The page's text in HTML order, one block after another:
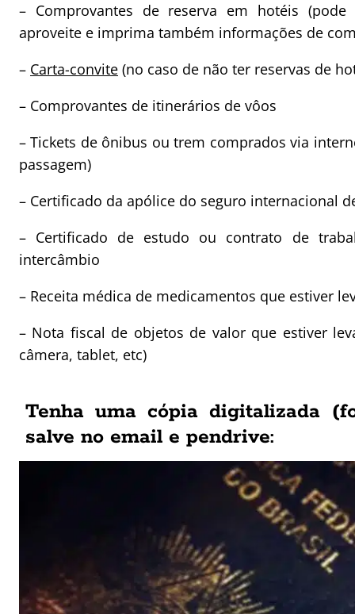
– Comprovantes de reserva em hotéis
aproveite e imprima também informações de
– Carta-convite (no caso de não ter reservas de
– Comprovantes de itinerários de vôos
– Tickets de ônibus ou trem comprados via
passagem)
– Certificado da apólice do seguro internacional
– Certificado de estudo ou contrato de
intercâmbio
– Receita médica de medicamentos que estiver
– Nota fiscal de objetos de valor que estiver
câmera, tablet, etc)
Tenha uma cópia digitalizada
salve no email e pendrive: